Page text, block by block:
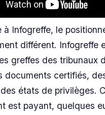
à Infogreffe, le
différent. Infogreffe
greffes des tribunaux
documents certifiés,
états de privilèges.
est payant, quelques